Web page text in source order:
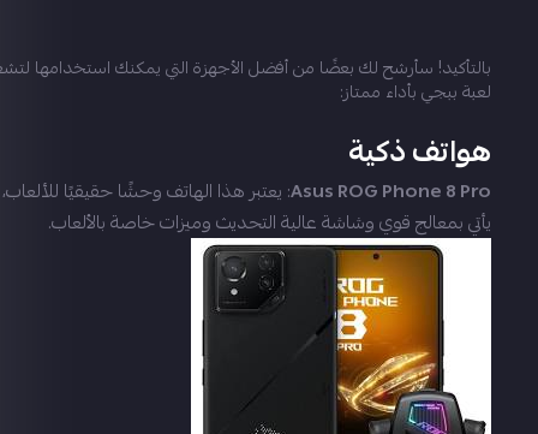
بالتأكيد! سأرشح لك بعضًا من أفضل الأجهزة التي يمكنك استخدامها
لعبة ببجي بأداء ممتاز:
هواتف ذكية
Asus ROG Phone 8 Pro: يعتبر هذا الهاتف وحشًا حقيقيًا
يأتي بمعالج قوي وشاشة عالية التحديث وميزات خاصة بالألعاب.